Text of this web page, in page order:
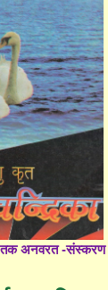
तक अनवरत -संस्करण